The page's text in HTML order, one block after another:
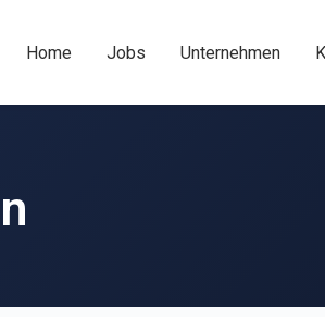
Home Jobs Unternehmen